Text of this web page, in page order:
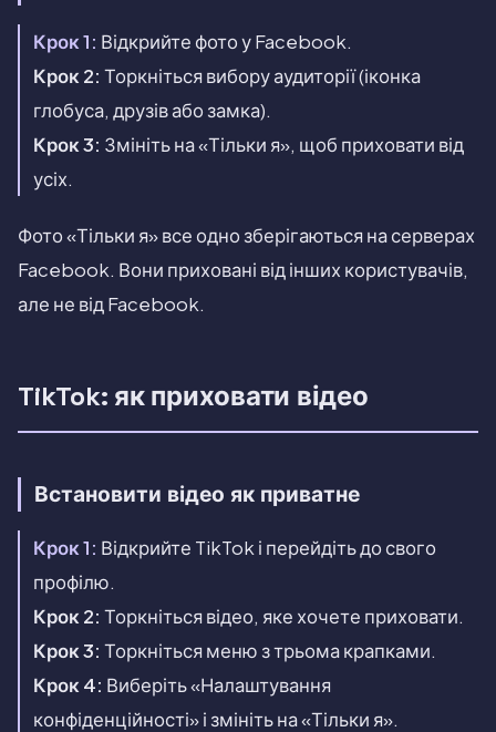
Крок 1: Відкрийте фото у Facebook.
Крок 2: Торкніться вибору аудиторії (іконка
глобуса, друзів або замка).
Крок 3: Змініть на «Тільки я», щоб приховати від
усіх.
Фото «Тільки я» все одно зберігаються на серверах
Facebook. Вони приховані від інших користувачів,
але не від Facebook.
TikTok: як приховати відео
Встановити відео як приватне
Крок 1: Відкрийте TikTok і перейдіть до свого
профілю.
Крок 2: Торкніться відео, яке хочете приховати.
Крок 3: Торкніться меню з трьома крапками.
Крок 4: Виберіть «Налаштування
конфіденційності» і змініть на «Тільки я».